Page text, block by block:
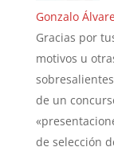
Gonzalo
Gracias por
motivos u
de un
de selección